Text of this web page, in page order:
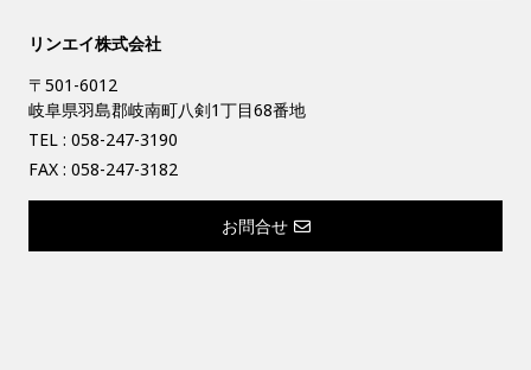
リンエイ株式会社
〒501-6012
岐阜県羽島郡岐南町八剣1丁目68番地
TEL : 058-247-3190
FAX : 058-247-3182
お問合せ